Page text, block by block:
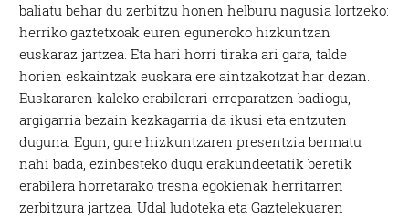
baliatu behar du zerbitzu honen helburu nagusia lortzeko:
herriko gaztetxoak euren eguneroko hizkuntzan
euskaraz jartzea. Eta hari horri tiraka ari gara, talde
horien eskaintzak euskara ere aintzakotzat har dezan.
Euskararen kaleko erabilerari erreparatzen badiogu,
argigarria bezain kezkagarria da ikusi eta entzuten
duguna. Egun, gure hizkuntzaren presentzia bermatu
nahi bada, ezinbesteko dugu erakundeetatik beretik
erabilera horretarako tresna egokienak herritarren
zerbitzura jartzea. Udal ludoteka eta Gaztelekuaren